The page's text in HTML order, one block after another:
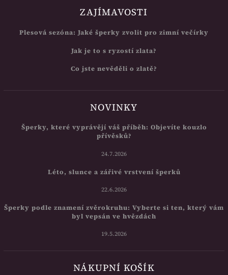
ZAJÍMAVOSTI
Plesová sezóna: Jaké šperky zvolit pro zimní večírky
Jak je to s ryzostí zlata?
Co jste nevěděli o zlatě?
NOVINKY
Šperky, které vyprávějí váš příběh: Objevíte kouzlo
přívěsků?
24.7.2026
Léto, slunce a zářivé vrstvení šperků
22.6.2026
Šperky podle znamení zvěrokruhu: Vyberte si ten, který vám
byl vepsán ve hvězdách
19.5.2026
NÁKUPNÍ KOŠÍK